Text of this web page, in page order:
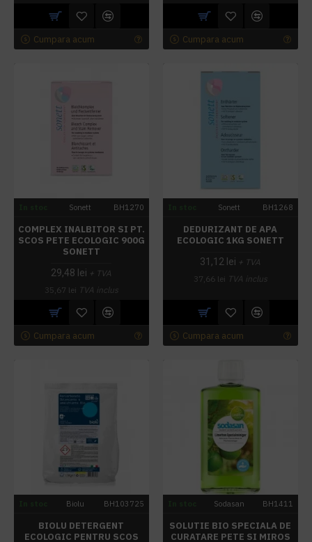
Cumpara acum Cumpara acum
Sonett BH1270
COMPLEX INALBITOR SI PT.
SCOS PETE ECOLOGIC 900G
SONETT
29,48 lei + TVA
35,67 lei TVA inclus
Cumpara acum
Sonett BH1268
DEDURIZANT DE APA
ECOLOGIC 1KG SONETT
31,12 lei + TVA
37,66 lei TVA inclus
Cumpara acum
Biolu BH103725
BIOLU DETERGENT
ECOLOGIC PENTRU SCOS
Sodasan BH1411
SOLUTIE BIO SPECIALA DE
CURATARE PETE SI MIROS